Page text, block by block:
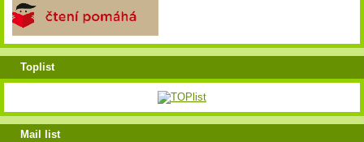
Toplist
Mail list